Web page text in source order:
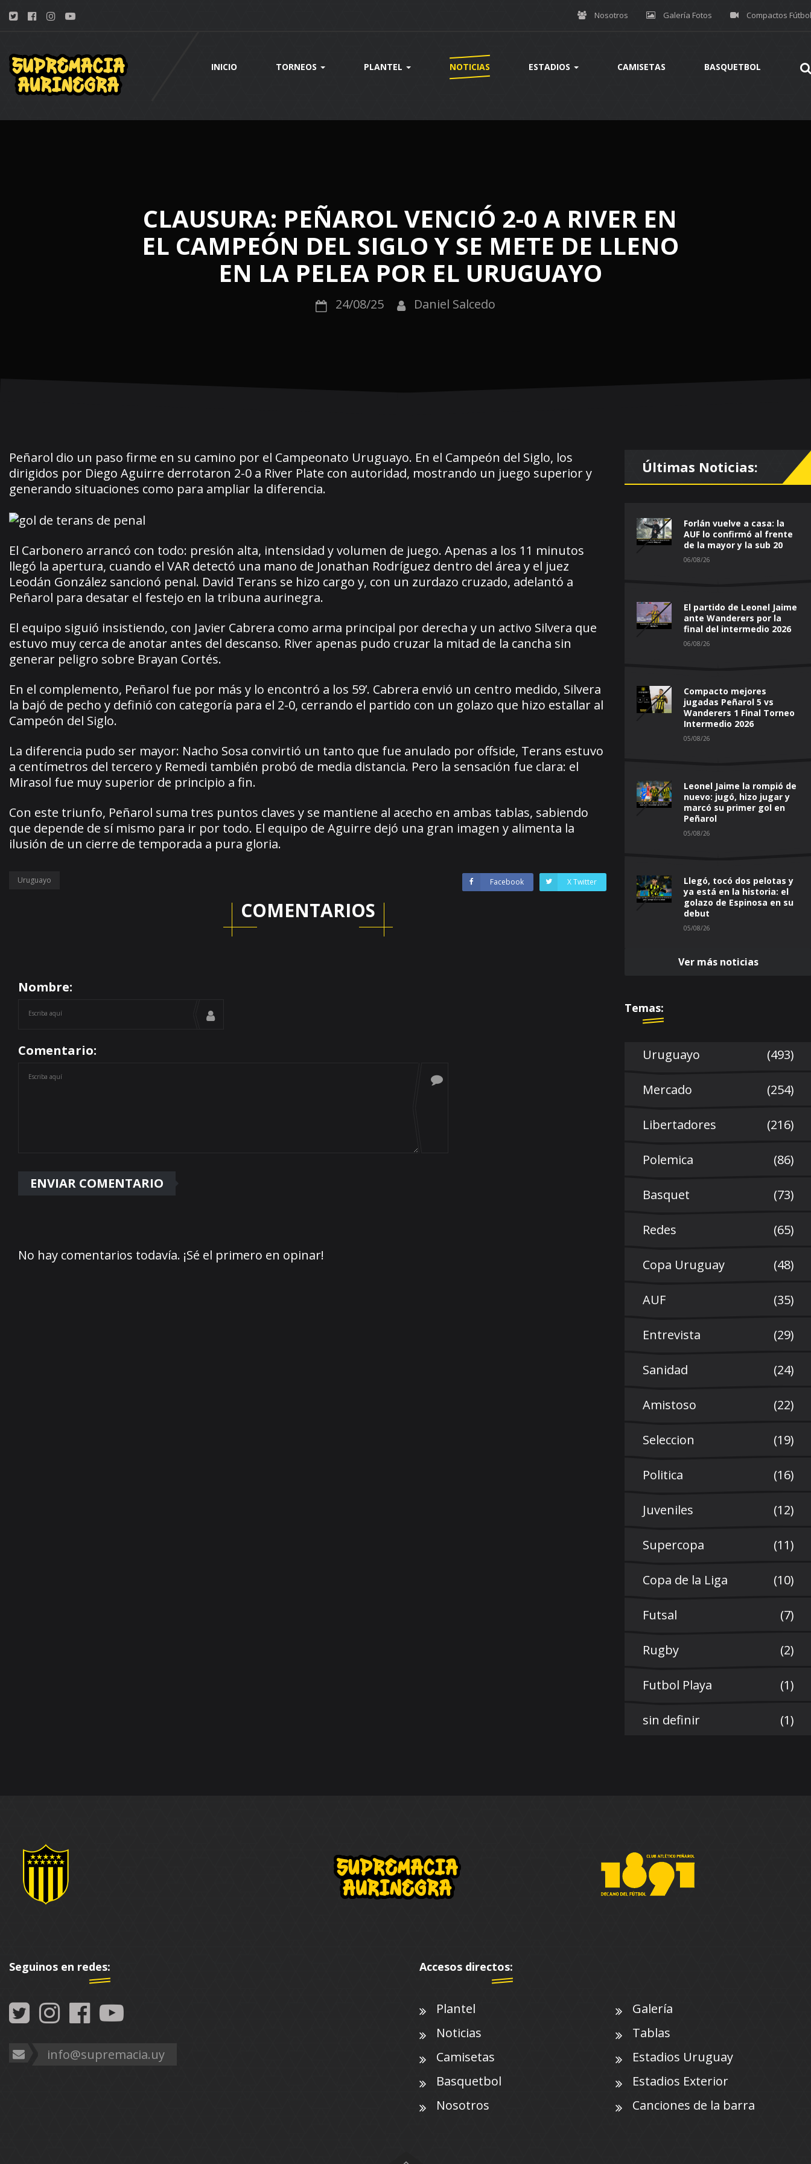
Nosotros Galería Fotos Compactos Fútbol
INICIO TORNEOS PLANTEL NOTICIAS ESTADIOS CAMISETAS BASQUETBOL
CLAUSURA: PEÑAROL VENCIÓ 2-0 A RIVER EN
EL CAMPEÓN DEL SIGLO Y SE METE DE LLENO
EN LA PELEA POR EL URUGUAYO
24/08/25 Daniel Salcedo
Peñarol dio un paso firme en su camino por el Campeonato Uruguayo. En el Campeón del Siglo, los
dirigidos por Diego Aguirre derrotaron 2-0 a River Plate con autoridad, mostrando un juego superior y
generando situaciones como para ampliar la diferencia.
El Carbonero arrancó con todo: presión alta, intensidad y volumen de juego. Apenas a los 11 minutos
llegó la apertura, cuando el VAR detectó una mano de Jonathan Rodríguez dentro del área y el juez
Leodán González sancionó penal. David Terans se hizo cargo y, con un zurdazo cruzado, adelantó a
Peñarol para desatar el festejo en la tribuna aurinegra.
El equipo siguió insistiendo, con Javier Cabrera como arma principal por derecha y un activo Silvera que
estuvo muy cerca de anotar antes del descanso. River apenas pudo cruzar la mitad de la cancha sin
generar peligro sobre Brayan Cortés.
En el complemento, Peñarol fue por más y lo encontró a los 59’. Cabrera envió un centro medido, Silvera
la bajó de pecho y definió con categoría para el 2-0, cerrando el partido con un golazo que hizo estallar al
Campeón del Siglo.
La diferencia pudo ser mayor: Nacho Sosa convirtió un tanto que fue anulado por offside, Terans estuvo
a centímetros del tercero y Remedi también probó de media distancia. Pero la sensación fue clara: el
Mirasol fue muy superior de principio a fin.
Con este triunfo, Peñarol suma tres puntos claves y se mantiene al acecho en ambas tablas, sabiendo
que depende de sí mismo para ir por todo. El equipo de Aguirre dejó una gran imagen y alimenta la
ilusión de un cierre de temporada a pura gloria.
Uruguayo Facebook X Twitter
COMENTARIOS
Nombre:
Comentario:
No hay comentarios todavía. ¡Sé el primero en opinar!
Últimas Noticias:
Forlán vuelve a casa: la
AUF lo confirmó al frente
de la mayor y la sub 20
06/08/26
El partido de Leonel Jaime
ante Wanderers por la
final del intermedio 2026
06/08/26
Compacto mejores
jugadas Peñarol 5 vs
Wanderers 1 Final Torneo
Intermedio 2026
05/08/26
Leonel Jaime la rompió de
nuevo: jugó, hizo jugar y
marcó su primer gol en
Peñarol
05/08/26
Llegó, tocó dos pelotas y
ya está en la historia: el
golazo de Espinosa en su
debut
05/08/26
Ver más noticias
Temas:
Uruguayo (493)
Mercado (254)
Libertadores (216)
Polemica (86)
Basquet (73)
Redes (65)
Copa Uruguay (48)
AUF (35)
Entrevista (29)
Sanidad (24)
Amistoso (22)
Seleccion (19)
Politica (16)
Juveniles (12)
Supercopa (11)
Copa de la Liga (10)
Futsal (7)
Rugby (2)
Futbol Playa (1)
sin definir (1)
Seguinos en redes:
info@supremacia.uy
Accesos directos:
Plantel
Galería
Noticias
Tablas
Camisetas
Estadios Uruguay
Basquetbol
Estadios Exterior
Nosotros
Canciones de la barra